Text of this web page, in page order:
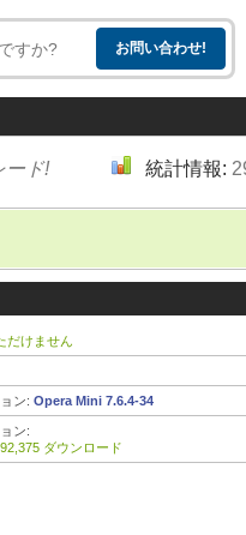
ード! 統計情報:
だけません
ン: Opera Mini 7.6.4-34
ン:
ダウンロード